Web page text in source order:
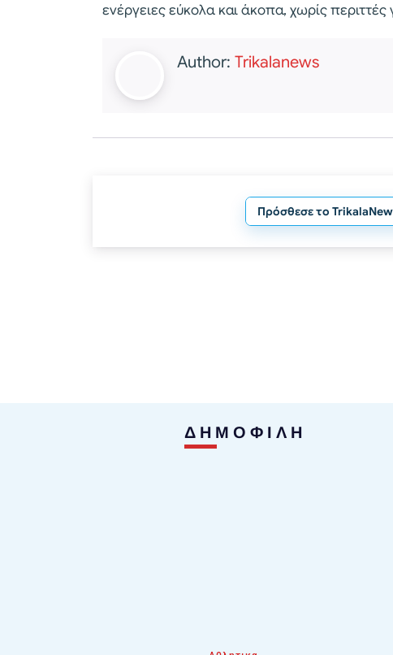
ενέργειες εύκολα και άκοπα, χωρίς περιττές
Author: Trikalanews
Πρόσθεσε το
ΔΗΜΟΦΙΛΗ